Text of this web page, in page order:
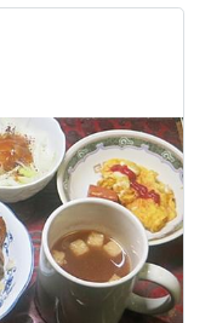
てアラブ人との対
の直前、1948年5月
宣言。周辺のアラ
アラブ側によってイ
思われたが、寄り合
エルとでは戦いの